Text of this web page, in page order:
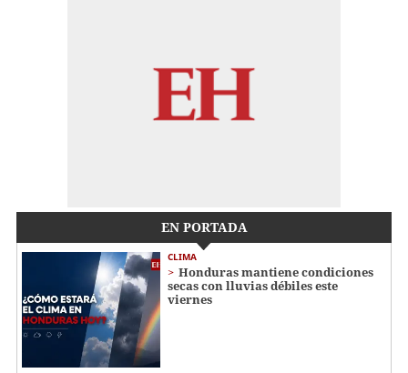
EN PORTADA
CLIMA
Honduras mantiene condiciones
secas con lluvias débiles este
viernes